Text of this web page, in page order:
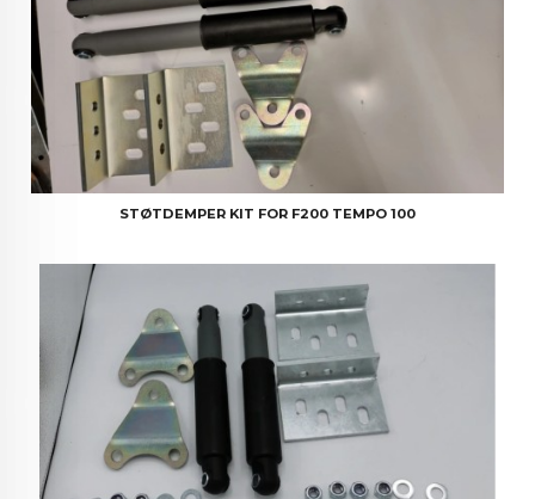
STØTDEMPER KIT FOR F200 TEMPO 100